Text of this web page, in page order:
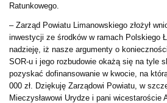
Ratunkowego.
– Zarząd Powiatu Limanowskiego złożył
inwestycji ze środków w ramach Polskiego
nadzieję, iż nasze argumenty o
SOR-u i jego rozbudowie okażą się na tyle
pozyskać dofinansowanie w kwocie, na
000 zł. Dziękuję Zarządowi Powiatu, w
Mieczysławowi Urydze i pani wicestaroście